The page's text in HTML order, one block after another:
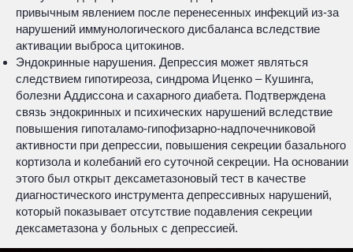
привычным явлением после перенесенных инфекций из-за
нарушений иммунологического дисбаланса вследствие
активации выброса цитокинов.
Эндокринные нарушения. Депрессия может являться
следствием гипотиреоза, синдрома Иценко – Кушинга,
болезни Аддиссона и сахарного диабета. Подтверждена
связь эндокринных и психических нарушений вследствие
повышения гипоталамо-гипофизарно-надпочечниковой
активности при депрессии, повышения секреции базального
кортизола и колебаний его суточной секреции. На основании
этого был открыт дексаметазоновый тест в качестве
диагностического инструмента депрессивных нарушений,
который показывает отсутствие подавления секреции
дексаметазона у больных с депрессией.